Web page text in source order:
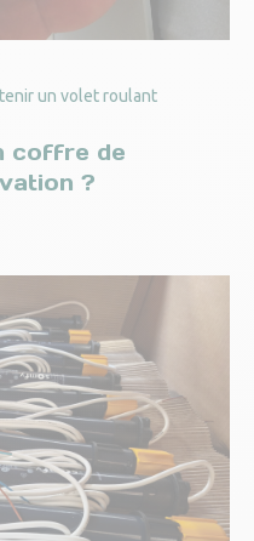
un volet roulant
coffre de
?